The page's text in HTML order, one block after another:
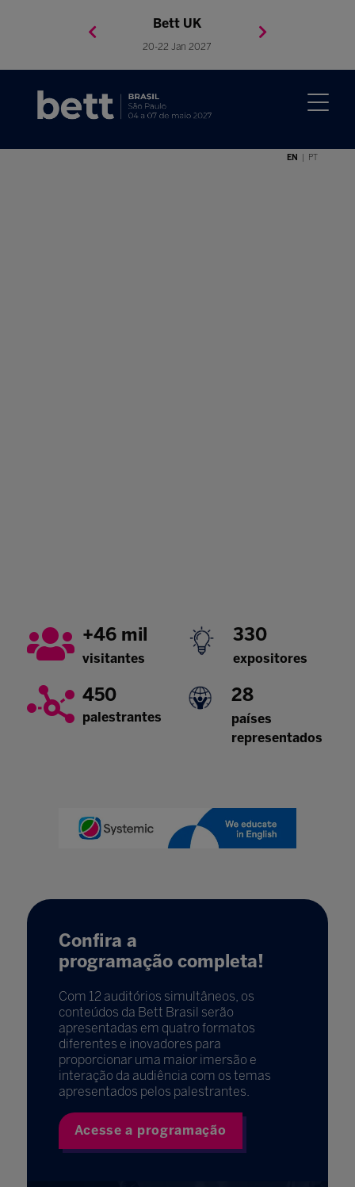
Bett UK
20-22 Jan 2027
Bett Brasil
05-08 Mai 2026
Bett Asia
23-24 Setembro 2026
Bett USA
8-10 November 2027
EN PT
+46 mil
visitantes
330
expositores
450
palestrantes
28
países
representados
Confira a
programação completa!
Com 12 auditórios simultâneos, os
conteúdos da Bett Brasil serão
apresentadas em quatro formatos
diferentes e inovadores para
proporcionar uma maior imersão e
interação da audiência com os temas
apresentados pelos palestrantes.
Acesse a programação